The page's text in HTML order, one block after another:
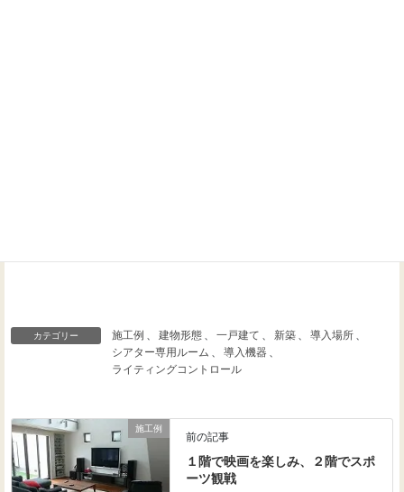
カテゴリー 施工例 、 建物形態 、 一戸建て 、 新築 、 導入場所 、
シアター専用ルーム 、 導入機器 、
ライティングコントロール
施工例
前の記事
１階で映画を楽しみ、２階でスポ
ーツ観戦